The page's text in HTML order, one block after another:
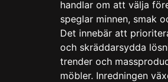
handlar om att välja
speglar minnen, smak
Det innebär att
och skräddarsydda
trender och
möbler. Inredningen